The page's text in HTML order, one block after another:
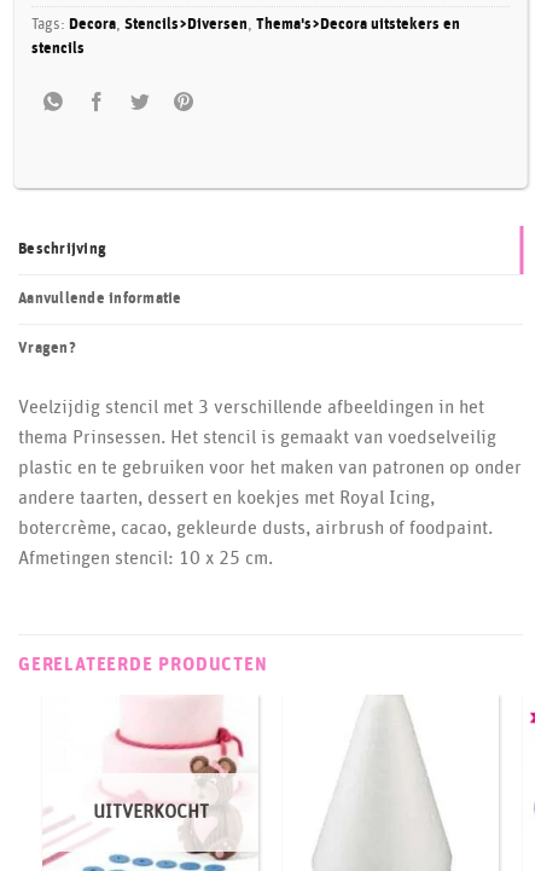
Tags: Decora,Stencils>Diversen,Thema's>Decora uitstekers en
stencils
Beschrijving
Aanvullende informatie
Vragen?
Veelzijdig stencil met 3 verschillende afbeeldingen in het
thema Prinsessen. Het stencil is gemaakt van voedselveilig
plastic en te gebruiken voor het maken van patronen op onder
andere taarten, dessert en koekjes met Royal Icing,
botercrème, cacao, gekleurde dusts, airbrush of foodpaint.
Afmetingen stencil: 10 x 25 cm.
GERELATEERDE PRODUCTEN
UITVERKOCHT